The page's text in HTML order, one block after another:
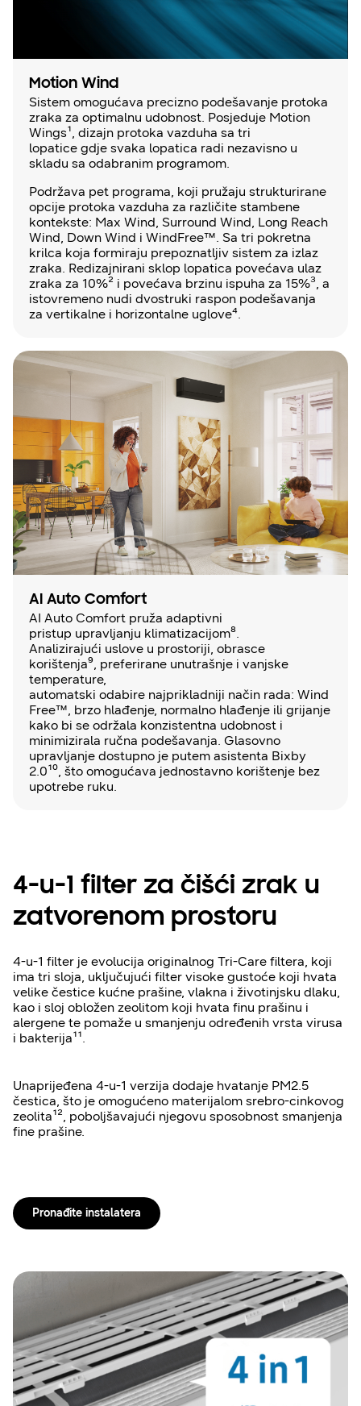
Motion Wind
Sistem omogućava precizno podešavanje protoka
zraka za optimalnu udobnost. Posjeduje Motion
Wings¹, dizajn protoka vazduha sa tri
lopatice gdje svaka lopatica radi nezavisno u
skladu sa odabranim programom.
Podržava pet programa, koji pružaju strukturirane
opcije protoka vazduha za različite stambene
kontekste: Max Wind, Surround Wind, Long Reach
Wind, Down Wind i WindFree™. Sa tri pokretna
krilca koja formiraju prepoznatljiv sistem za izlaz
zraka. Redizajnirani sklop lopatica povećava ulaz
zraka za 10%² i povećava brzinu ispuha za 15%³, a
istovremeno nudi dvostruki raspon podešavanja
za vertikalne i horizontalne uglove⁴.
AI Auto Comfort
AI Auto Comfort pruža adaptivni
pristup upravljanju klimatizacijom⁸.
Analizirajući uslove u prostoriji, obrasce
korištenja⁹, preferirane unutrašnje i vanjske
temperature,
automatski odabire najprikladniji način rada: Wind
Free™, brzo hlađenje, normalno hlađenje ili grijanje
kako bi se održala konzistentna udobnost i
minimizirala ručna podešavanja. Glasovno
upravljanje dostupno je putem asistenta Bixby
2.0¹⁰, što omogućava jednostavno korištenje bez
upotrebe ruku.
4-u-1 filter za čišći zrak u
zatvorenom prostoru
4-u-1 filter je evolucija originalnog Tri-Care filtera, koji
ima tri sloja, uključujući filter visoke gustoće koji hvata
velike čestice kućne prašine, vlakna i životinjsku dlaku,
kao i sloj obložen zeolitom koji hvata finu prašinu i
alergene te pomaže u smanjenju određenih vrsta virusa
i bakterija¹¹.
Unaprijeđena 4-u-1 verzija dodaje hvatanje PM2.5
čestica, što je omogućeno materijalom srebro-cinkovog
zeolita¹², poboljšavajući njegovu sposobnost smanjenja
fine prašine.
Pronađite instalatera